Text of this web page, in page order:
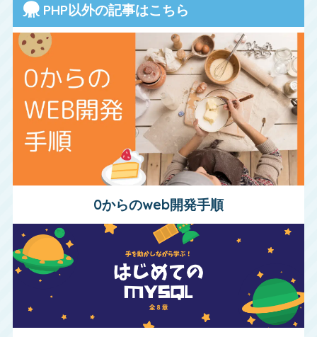
PHP以外の記事はこちら
0からのweb開発手順